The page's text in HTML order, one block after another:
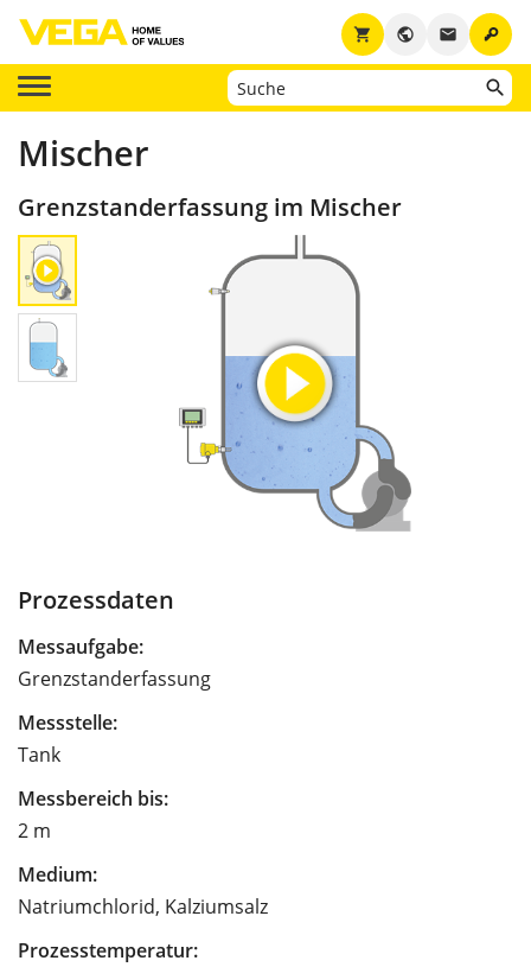
key
email
public
shopping_cart
Mischer
Grenzstanderfassung im Mischer
Prozessdaten
Messaufgabe:
Grenzstanderfassung
Messstelle:
Tank
Messbereich bis:
2 m
Medium:
Natriumchlorid, Kalziumsalz
Prozesstemperatur: